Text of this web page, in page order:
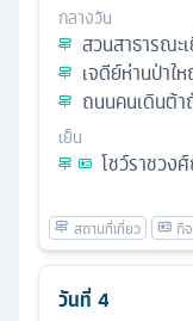
กลางวัน
สวนสาธารณะ
เจดีย์ห่านป่าใ
ถนนคนเดินต้า
เย็น
โชว์ราชวง
วันที่ 4